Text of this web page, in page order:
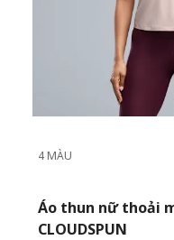
4 MÀU
Áo thun nữ thoải
CLOUDSPUN